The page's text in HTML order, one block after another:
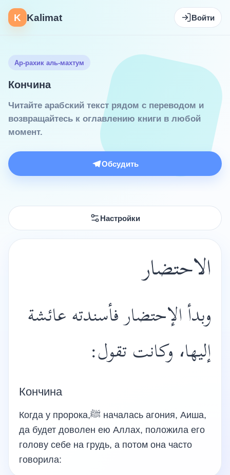
K Kalimat Войти
Ар-рахик аль-махтум
Кончина
Читайте арабский текст рядом с переводом и
возвращайтесь к оглавлению книги в любой
момент.
Обсудить
Настройки
الاحتضار
وبدأ الإحتضار فأسندته عائشة
إليها، وكانت تقول:
Кончина
Когда у пророка,ﷺ началась агония, Аиша,
да будет доволен ею Аллах, положила его
голову себе на грудь, а потом она часто
говорила: